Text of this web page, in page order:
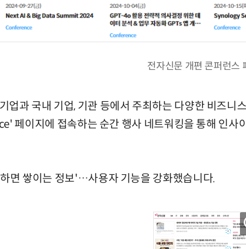
전자신문 개편 콘퍼런스
업과 국내 기업, 기관 등에서 주최하는 다양한 비즈니
페이지에 접속하는 순간 행사 네트워킹을 통해 인사
하면 쌓이는 정보'…사용자 기능을 강화했습니다.